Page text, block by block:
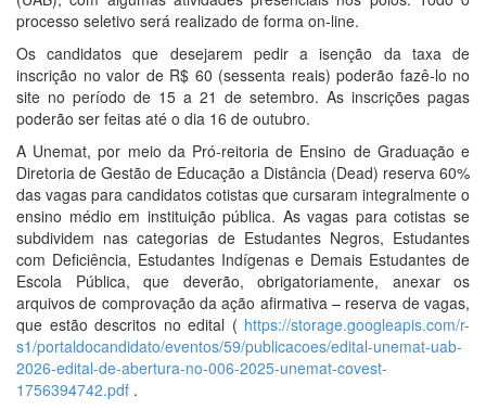
processo seletivo será realizado de forma on-line.
Os candidatos que desejarem pedir a isenção da taxa de
inscrição no valor de R$ 60 (sessenta reais) poderão fazê-lo no
site no período de 15 a 21 de setembro. As inscrições pagas
poderão ser feitas até o dia 16 de outubro.
A Unemat, por meio da Pró-reitoria de Ensino de Graduação e
Diretoria de Gestão de Educação a Distância (Dead) reserva 60%
das vagas para candidatos cotistas que cursaram integralmente o
ensino médio em instituição pública. As vagas para cotistas se
subdividem nas categorias de Estudantes Negros, Estudantes
com Deficiência, Estudantes Indígenas e Demais Estudantes de
Escola Pública, que deverão, obrigatoriamente, anexar os
arquivos de comprovação da ação afirmativa – reserva de vagas,
que estão descritos no edital ( https://storage.googleapis.com/r-
s1/portaldocandidato/eventos/59/publicacoes/edital-unemat-uab-
2026-edital-de-abertura-no-006-2025-unemat-covest-
1756394742.pdf .